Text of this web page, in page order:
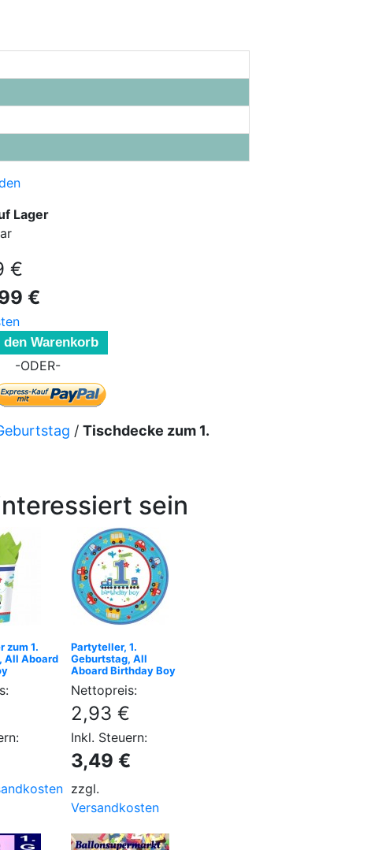
Lager
€
€
den Warenkorb
-ODER-
/ Tischdecke zum 1.
sein
zum 1.
All Aboard
Partyteller, 1.
Geburtstag, All
Aboard Birthday Boy
Nettopreis:
2,93 €
Inkl. Steuern:
3,49 €
zzgl.
Versandkosten